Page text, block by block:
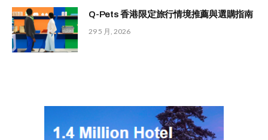
Q-Pets 香港限定旅行情境推薦與選購指南
29 5 月, 2026